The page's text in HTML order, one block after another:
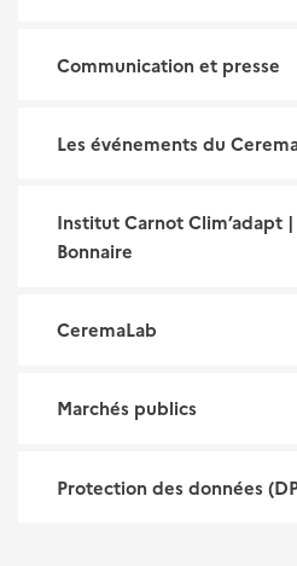
Communication et presse
Les événements du
Institut Carnot Clim’adapt
Bonnaire
CeremaLab
Marchés publics
Protection des données